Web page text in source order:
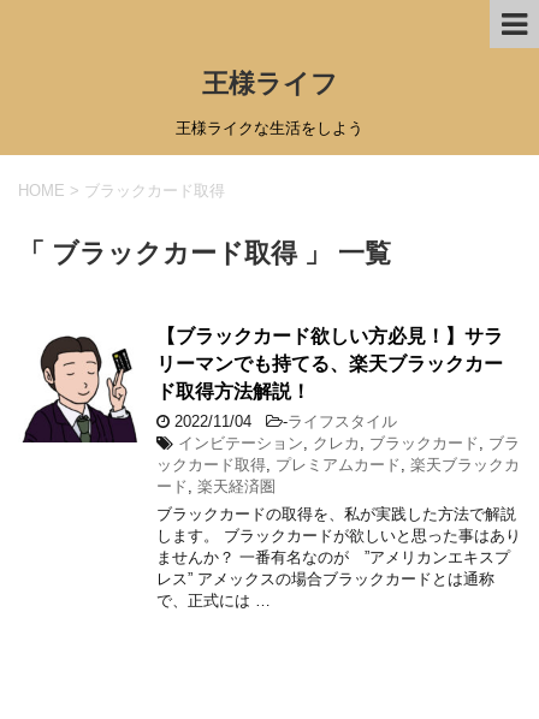
王様ライフ
王様ライクな生活をしよう
HOME > ブラックカード取得
「 ブラックカード取得 」 一覧
【ブラックカード欲しい方必見！】サラ
リーマンでも持てる、楽天ブラックカー
ド取得方法解説！
2022/11/04 -ライフスタイル
インビテーション
クレカ ブラックカード
ブラ
ックカード取得 プレミアムカード 楽天ブラックカ
ード 楽天経済圏
ブラックカードの取得を、私が実践した方法で解説
します。 ブラックカードが欲しいと思った事はあり
ませんか？ 一番有名なのが ”アメリカンエキスプ
レス” アメックスの場合ブラックカードとは通称
で、正式には …